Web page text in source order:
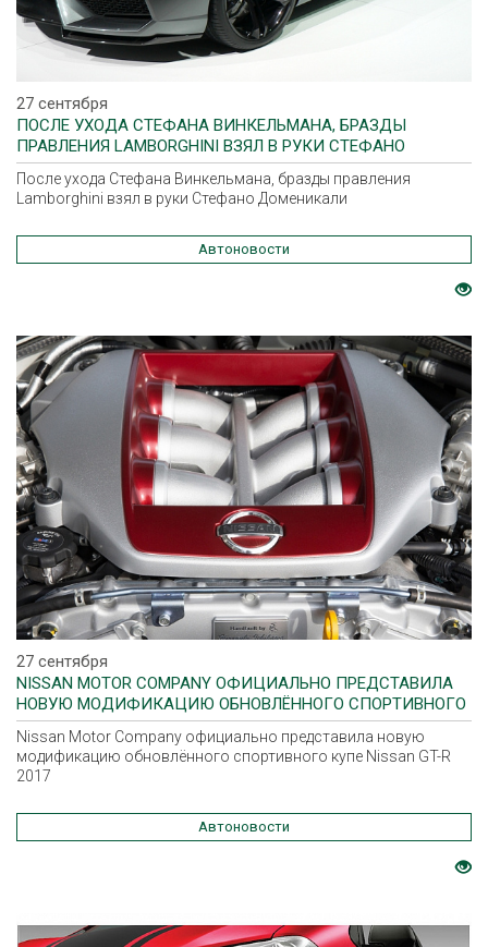
27 сентября
ПОСЛЕ УХОДА СТЕФАНА ВИНКЕЛЬМАНА, БРАЗДЫ
ПРАВЛЕНИЯ LAMBORGHINI ВЗЯЛ В РУКИ СТЕФАНО
ДОМЕНИКАЛИ
После ухода Стефана Винкельмана, бразды правления
Lamborghini взял в руки Стефано Доменикали
Автоновости
27 сентября
NISSAN MOTOR COMPANY ОФИЦИАЛЬНО ПРЕДСТАВИЛА
НОВУЮ МОДИФИКАЦИЮ ОБНОВЛЁННОГО СПОРТИВНОГО
КУПЕ NISSAN GT-R 2017
Nissan Motor Company официально представила новую
модификацию обновлённого спортивного купе Nissan GT-R
2017
Автоновости